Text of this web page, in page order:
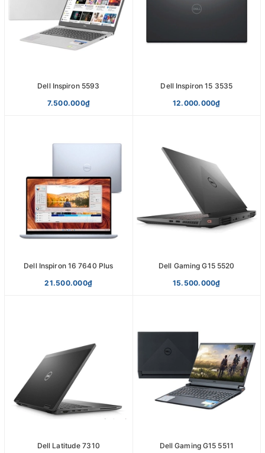
Dell Inspiron 5593
7.500.000₫
Dell Inspiron 15 3535
12.000.000₫
Dell Inspiron 16 7640 Plus
21.500.000₫
Dell Gaming G15 5520
15.500.000₫
Dell Latitude 7310
Dell Gaming G15 5511